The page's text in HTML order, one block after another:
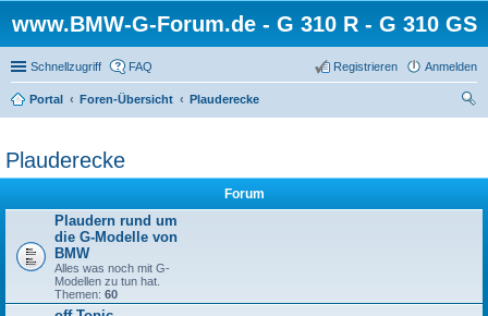
www.BMW-G-Forum.de - G 310 R - G 310 GS
Schnellzugriff FAQ Anmelden
Registrieren
Portal Foren-Übersicht
Plauderecke
Plauderecke
Forum
Plaudern rund um
die G-Modelle von
BMW
Alles was noch mit G-
Modellen zu tun hat.
Themen: 60